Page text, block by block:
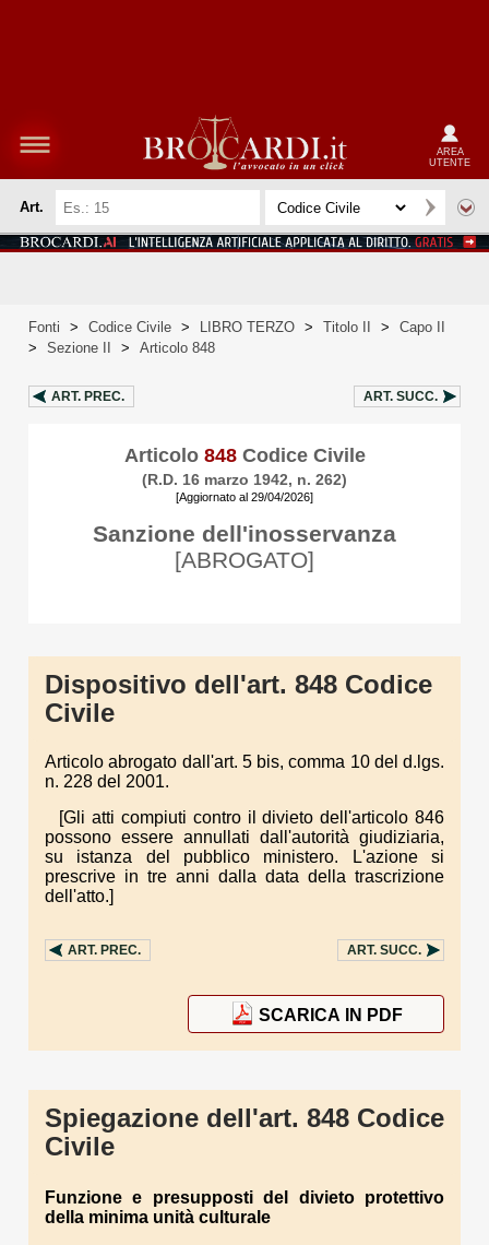
AREA
UTENTE
Art.
Fonti > Codice Civile > LIBRO TERZO > Titolo II >
Capo II
>
Sezione II > Articolo 848
ART. PREC. ART. SUCC.
Articolo 848Codice Civile
(R.D. 16 marzo 1942, n. 262)
[Aggiornato al 29/04/2026]
Sanzione dell'inosservanza
[ABROGATO]
Dispositivo dell'art. 848 Codice
Civile
Articolo abrogato dall'art. 5 bis, comma 10 del d.lgs.
n. 228 del 2001.
[Gli atti compiuti contro il divieto dell'articolo 846
possono essere annullati dall'autorità giudiziaria,
su istanza del pubblico ministero. L'azione si
prescrive in tre anni dalla data della trascrizione
dell'atto.]
ART. PREC. ART. SUCC.
SCARICA IN PDF
Spiegazione dell'art. 848 Codice
Civile
Funzione e presupposti del divieto protettivo
della minima unità culturale